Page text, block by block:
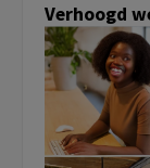
Verhoogd